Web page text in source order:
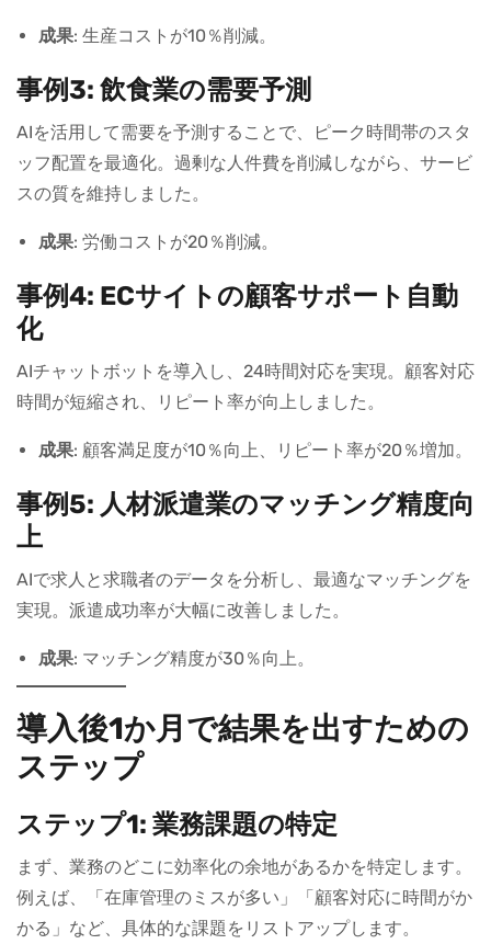
成果: 生産コストが10％削減。
事例3: 飲食業の需要予測
AIを活用して需要を予測することで、ピーク時間帯のスタ
ッフ配置を最適化。過剰な人件費を削減しながら、サービ
スの質を維持しました。
成果: 労働コストが20％削減。
事例4: ECサイトの顧客サポート自動
化
AIチャットボットを導入し、24時間対応を実現。顧客対応
時間が短縮され、リピート率が向上しました。
成果: 顧客満足度が10％向上、リピート率が20％増加。
事例5: 人材派遣業のマッチング精度向
上
AIで求人と求職者のデータを分析し、最適なマッチングを
実現。派遣成功率が大幅に改善しました。
成果: マッチング精度が30％向上。
導入後1か月で結果を出すための
ステップ
ステップ1: 業務課題の特定
まず、業務のどこに効率化の余地があるかを特定します。
例えば、「在庫管理のミスが多い」「顧客対応に時間がか
かる」など、具体的な課題をリストアップします。